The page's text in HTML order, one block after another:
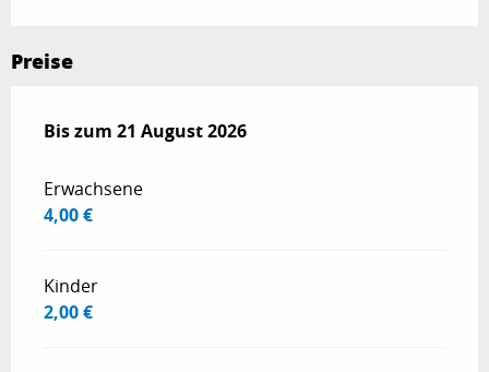
Preise
ab9 Mai 2025bis zum21 August 2026
Bis zum 21 August 2026
Erwachsene
4,00 €
Kinder
2,00 €